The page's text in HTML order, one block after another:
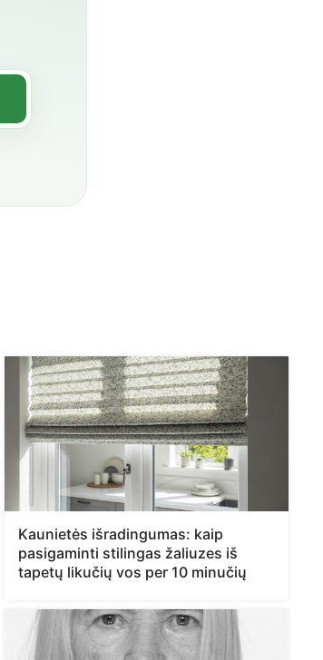
Kaunietės išradingumas: kaip
pasigaminti stilingas žaliuzes iš
tapetų likučių vos per 10 minučių